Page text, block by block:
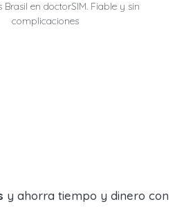
Brasil en doctorSIM. Fiable y sin
complicaciones
y ahorra tiempo y dinero con